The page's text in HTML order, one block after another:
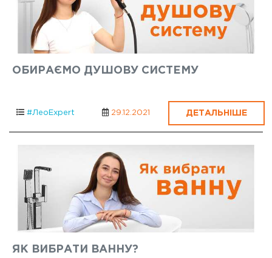
ОБИРАЄМО ДУШОВУ СИСТЕМУ
#ЛеоExpert 29.12.2021 ДЕТАЛЬНІШЕ
ЯК ВИБРАТИ ВАННУ?